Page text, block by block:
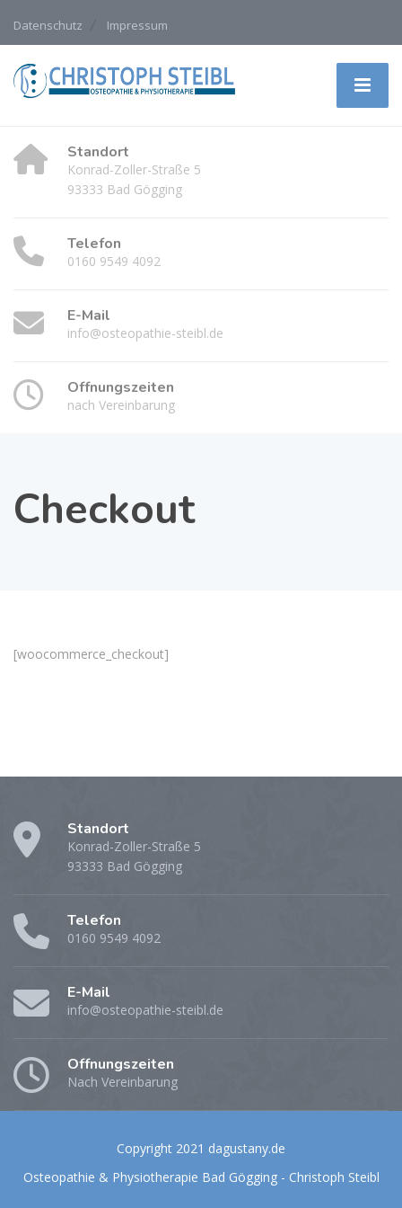
Datenschutz Impressum
Standort
Konrad-Zoller-Straße 5
93333 Bad Gögging
Telefon
0160 9549 4092
E-Mail
info@osteopathie-steibl.de
Öffnungszeiten
nach Vereinbarung
Checkout
[woocommerce_checkout]
Standort
Konrad-Zoller-Straße 5
93333 Bad Gögging
Telefon
0160 9549 4092
E-Mail
info@osteopathie-steibl.de
Öffnungszeiten
Nach Vereinbarung
Copyright 2021 dagustany.de
Osteopathie & Physiotherapie Bad Gögging - Christoph Steibl